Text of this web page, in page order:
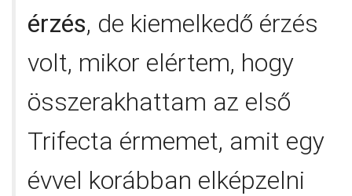
érzés, de kiemelkedő érzés
volt, mikor elértem, hogy
összerakhattam az első
Trifecta érmemet, amit egy
évvel korábban elképzelni